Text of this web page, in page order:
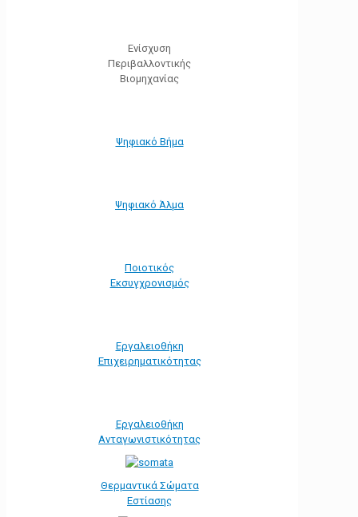
Ενίσχυση
Περιβαλλοντικής
Βιομηχανίας
Ψηφιακό Βήμα
Ψηφιακό Άλμα
Ποιοτικός
Εκσυγχρονισμός
Εργαλειοθήκη
Eπιχειρηματικότητας
Εργαλειοθήκη
Ανταγωνιστικότητας
Θερμαντικά Σώματα
Εστίασης